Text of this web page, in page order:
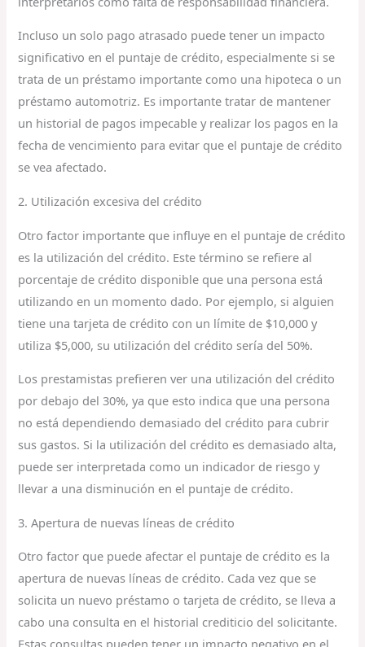
Incluso un solo pago atrasado puede tener un impacto
significativo en el puntaje de crédito, especialmente si se
trata de un préstamo importante como una hipoteca o un
préstamo automotriz. Es importante tratar de mantener
un historial de pagos impecable y realizar los pagos en la
fecha de vencimiento para evitar que el puntaje de crédito
se vea afectado.
2. Utilización excesiva del crédito
Otro factor importante que influye en el puntaje de crédito
es la utilización del crédito. Este término se refiere al
porcentaje de crédito disponible que una persona está
utilizando en un momento dado. Por ejemplo, si alguien
tiene una tarjeta de crédito con un límite de $10,000 y
utiliza $5,000, su utilización del crédito sería del 50%.
Los prestamistas prefieren ver una utilización del crédito
por debajo del 30%, ya que esto indica que una persona
no está dependiendo demasiado del crédito para cubrir
sus gastos. Si la utilización del crédito es demasiado alta,
puede ser interpretada como un indicador de riesgo y
llevar a una disminución en el puntaje de crédito.
3. Apertura de nuevas líneas de crédito
Otro factor que puede afectar el puntaje de crédito es la
apertura de nuevas líneas de crédito. Cada vez que se
solicita un nuevo préstamo o tarjeta de crédito, se lleva a
cabo una consulta en el historial crediticio del solicitante.